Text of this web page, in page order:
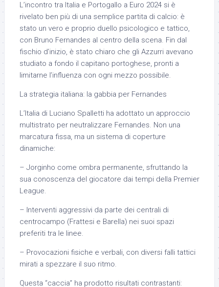
L’incontro tra Italia e Portogallo a Euro 2024 si è
rivelato ben più di una semplice partita di calcio: è
stato un vero e proprio duello psicologico e tattico,
con Bruno Fernandes al centro della scena. Fin dal
fischio d’inizio, è stato chiaro che gli Azzurri avevano
studiato a fondo il capitano portoghese, pronti a
limitarne l’influenza con ogni mezzo possibile.
La strategia italiana: la gabbia per Fernandes
L’Italia di Luciano Spalletti ha adottato un approccio
multistrato per neutralizzare Fernandes. Non una
marcatura fissa, ma un sistema di coperture
dinamiche:
– Jorginho come ombra permanente, sfruttando la
sua conoscenza del giocatore dai tempi della Premier
League.
– Interventi aggressivi da parte dei centrali di
centrocampo (Frattesi e Barella) nei suoi spazi
preferiti tra le linee.
– Provocazioni fisiche e verbali, con diversi falli tattici
mirati a spezzare il suo ritmo.
Questa “caccia” ha prodotto risultati contrastanti: